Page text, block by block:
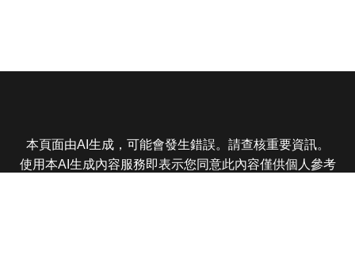
本頁面由AI生成，可能會發生錯誤。請查核重要資訊。
使用本AI生成內容服務即表示您同意此內容僅供個人參考